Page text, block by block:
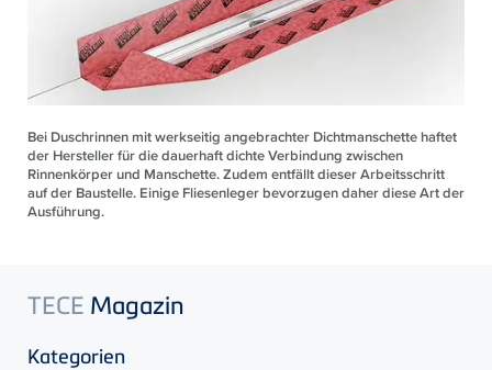
Bei Duschrinnen mit werkseitig angebrachter Dichtmanschette haftet
der Hersteller für die dauerhaft dichte Verbindung zwischen
Rinnenkörper und Manschette. Zudem entfällt dieser Arbeitsschritt
auf der Baustelle. Einige Fliesenleger bevorzugen daher diese Art der
Ausführung.
TECE Magazin
Kategorien